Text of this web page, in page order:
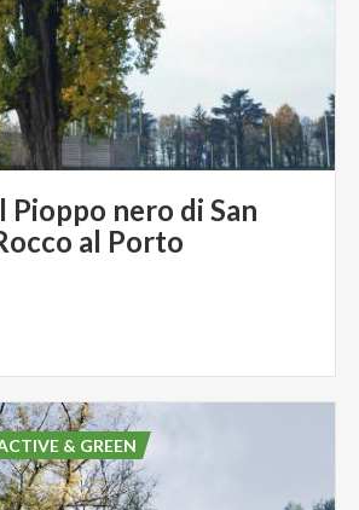
Pioppo nero di San
al Porto
& GREEN